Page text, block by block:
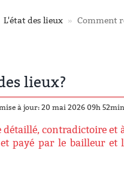
L'état des lieux Comment
lieux?
à jour: 20 mai 2026 09h 52min
détaillé, contradictoire
payé par le bailleur et